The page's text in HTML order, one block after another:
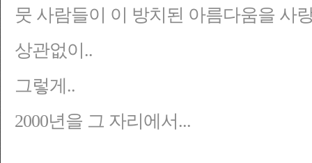
뭇 사람들이 이 방치된 아름다움을 사
상관없이..
그렇게..
2000년을 그 자리에서...